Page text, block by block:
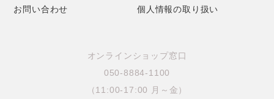
お問い合わせ
個人情報の取り扱い
オンラインショップ窓口
050-8884-1100
（11:00-17:00 月～金）